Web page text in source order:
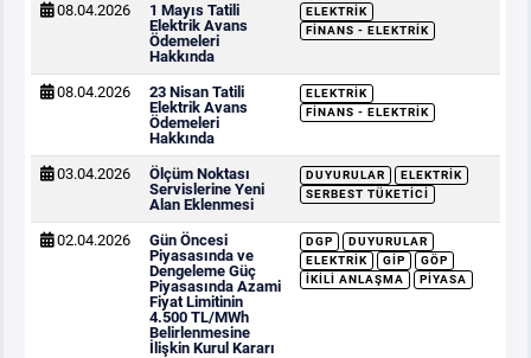
08.04.2026
1 Mayıs Tatili
Elektrik Avans
Ödemeleri
Hakkında
ELEKTRIK
FINANS - ELEKTRIK
08.04.2026
23 Nisan Tatili
Elektrik Avans
Ödemeleri
Hakkında
ELEKTRIK
FINANS - ELEKTRIK
03.04.2026
Ölçüm Noktası
Servislerine Yeni
Alan Eklenmesi
DUYURULAR
ELEKTRIK
SERBEST TÜKETICI
02.04.2026
Gün Öncesi
Piyasasında ve
Dengeleme Güç
Piyasasında Azami
Fiyat Limitinin
4.500 TL/MWh
Belirlenmesine
İlişkin Kurul Kararı
DGP
DUYURULAR
ELEKTRIK
GİP
GÖP
İKILI ANLAŞMA
PIYASA